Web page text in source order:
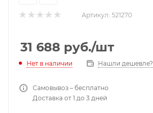
Артикул: 521270
31 688 руб./шт
Нет в наличии Нашли дешевле?
Самовывоз – бесплатно
Доставка от 1 до 3 дней